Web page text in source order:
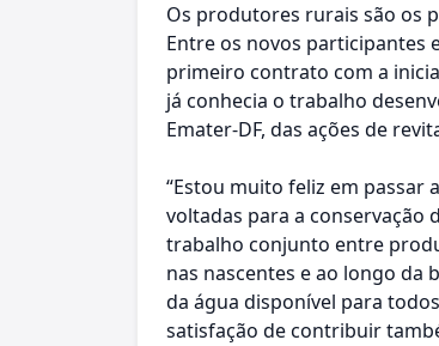
Os produtores rurais são os
Entre os novos participantes
primeiro contrato com a
já conhecia o trabalho
Emater-DF, das ações de
“Estou muito feliz em passar
voltadas para a conservação
trabalho conjunto entre
nas nascentes e ao longo da
da água disponível para
satisfação de contribuir